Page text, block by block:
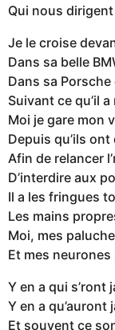
Qui nous
Je le croise
Dans sa belle
Dans sa
Suivant ce qu’il
Moi je gare mon
Depuis qu’ils ont
Afin de relancer
D’interdire aux
Il a les fringues
Les mains
Moi, mes
Et mes
Y en a qui s’ront
Y en a qu’auront
Et souvent ce